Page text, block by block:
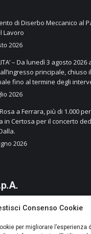
Consenso Cookie
per migliorare l’esperienza
di Diserbo Meccanico al
Lavoro
2026
– Da lunedì 3 agosto 2026
principale, chiuso
fino al termine degli
2026
a Ferrara, più di 1.000
in Certosa per il concerto
2026
01964880387